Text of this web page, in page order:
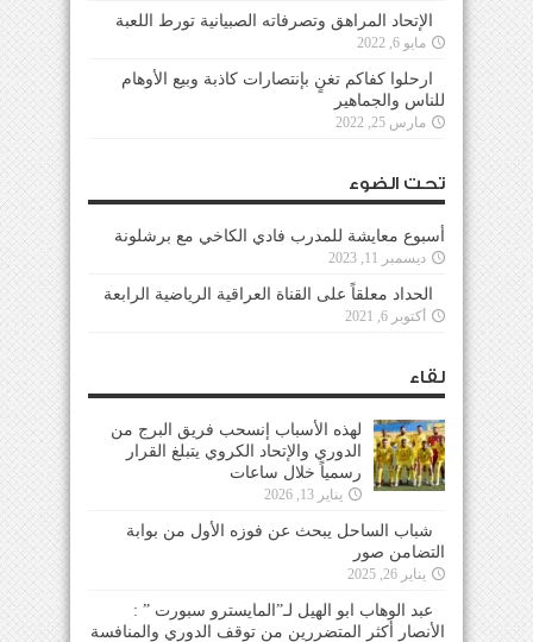
الإتحاد المراهق وتصرفاته الصبيانية تورط اللعبة
مايو 6, 2022
ارحلوا كفاكم تغنٍ بإنتصارات كاذبة وبيع الأوهام
للناس والجماهير
مارس 25, 2022
تحت الضوء
أسبوع معايشة للمدرب فادي الكاخي مع برشلونة
ديسمبر 11, 2023
الحداد معلقاً على القناة العراقية الرياضية الرابعة
أكتوبر 6, 2021
لقاء
لهذه الأسباب إنسحب فريق البرج من
الدوري والإتحاد الكروي يتبلغ القرار
رسمياً خلال ساعات
يناير 13, 2026
شباب الساحل يبحث عن فوزه الأول من بوابة
التضامن صور
يناير 26, 2025
عبد الوهاب ابو الهيل لـ”المايسترو سبورت ” :
الأنصار أكثر المتضررين من توقف الدوري والمنافسة